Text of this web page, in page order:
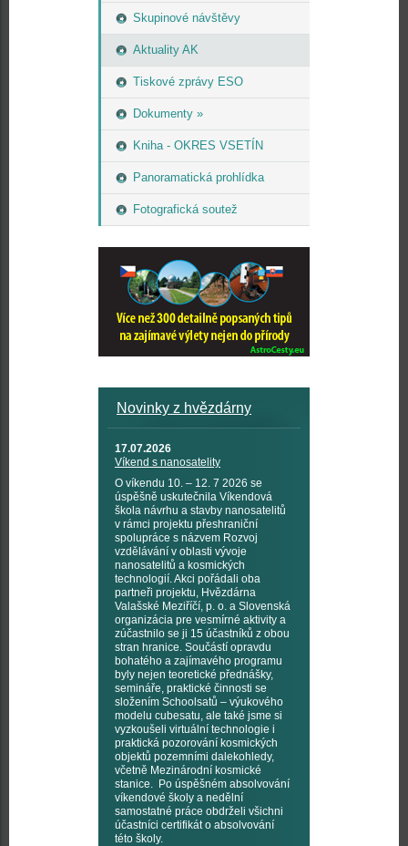
Skupinové návštěvy
Aktuality AK
Tiskové zprávy ESO
Dokumenty »
Kniha - OKRES VSETÍN
Panoramatická prohlídka
Fotografická soutež
Novinky z hvězdárny
17.07.2026
Víkend s nanosatelity
O víkendu 10. – 12. 7 2026 se
úspěšně uskutečnila Víkendová
škola návrhu a stavby nanosatelitů
v rámci projektu přeshraniční
spolupráce s názvem Rozvoj
vzdělávání v oblasti vývoje
nanosatelitů a kosmických
technologií. Akci pořádali oba
partneři projektu, Hvězdárna
Valašské Meziříčí, p. o. a Slovenská
organizácia pre vesmírné aktivity a
zúčastnilo se ji 15 účastníků z obou
stran hranice. Součástí opravdu
bohatého a zajímavého programu
byly nejen teoretické přednášky,
semináře, praktické činnosti se
složením Schoolsatů – výukového
modelu cubesatu, ale také jsme si
vyzkoušeli virtuální technologie i
praktická pozorování kosmických
objektů pozemními dalekohledy,
včetně Mezinárodní kosmické
stanice. Po úspěšném absolvování
víkendové školy a nedělní
samostatné práce obdrželi všichni
účastníci certifikát o absolvování
této školy.